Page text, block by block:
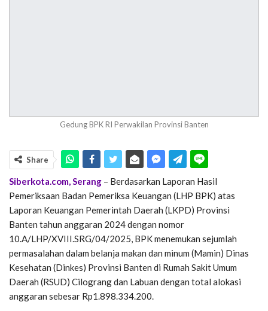
Gedung BPK RI Perwakilan Provinsi Banten
Share
Siberkota.com, Serang – Berdasarkan Laporan Hasil
Pemeriksaan Badan Pemeriksa Keuangan (LHP BPK) atas
Laporan Keuangan Pemerintah Daerah (LKPD) Provinsi
Banten tahun anggaran 2024 dengan nomor
10.A/LHP/XVIII.SRG/04/2025, BPK menemukan sejumlah
permasalahan dalam belanja makan dan minum (Mamin) Dinas
Kesehatan (Dinkes) Provinsi Banten di Rumah Sakit Umum
Daerah (RSUD) Cilograng dan Labuan dengan total alokasi
anggaran sebesar Rp1.898.334.200.